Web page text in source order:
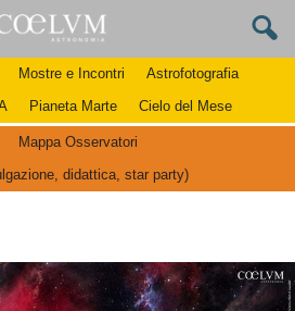
Mostre e Incontri
Astrofotografia
Pianeta Marte Cielo del Mese
Mappa Osservatori
didattica, star party)